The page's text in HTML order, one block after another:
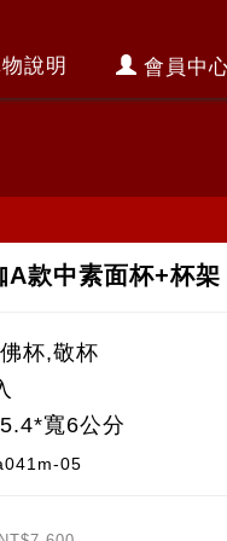
會員中
說明
A款中素面杯+杯架
杯,敬杯
寬6公分
05